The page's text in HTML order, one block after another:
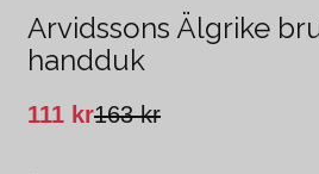
Arvidssons Älgrike
handduk
163 kr
111 kr